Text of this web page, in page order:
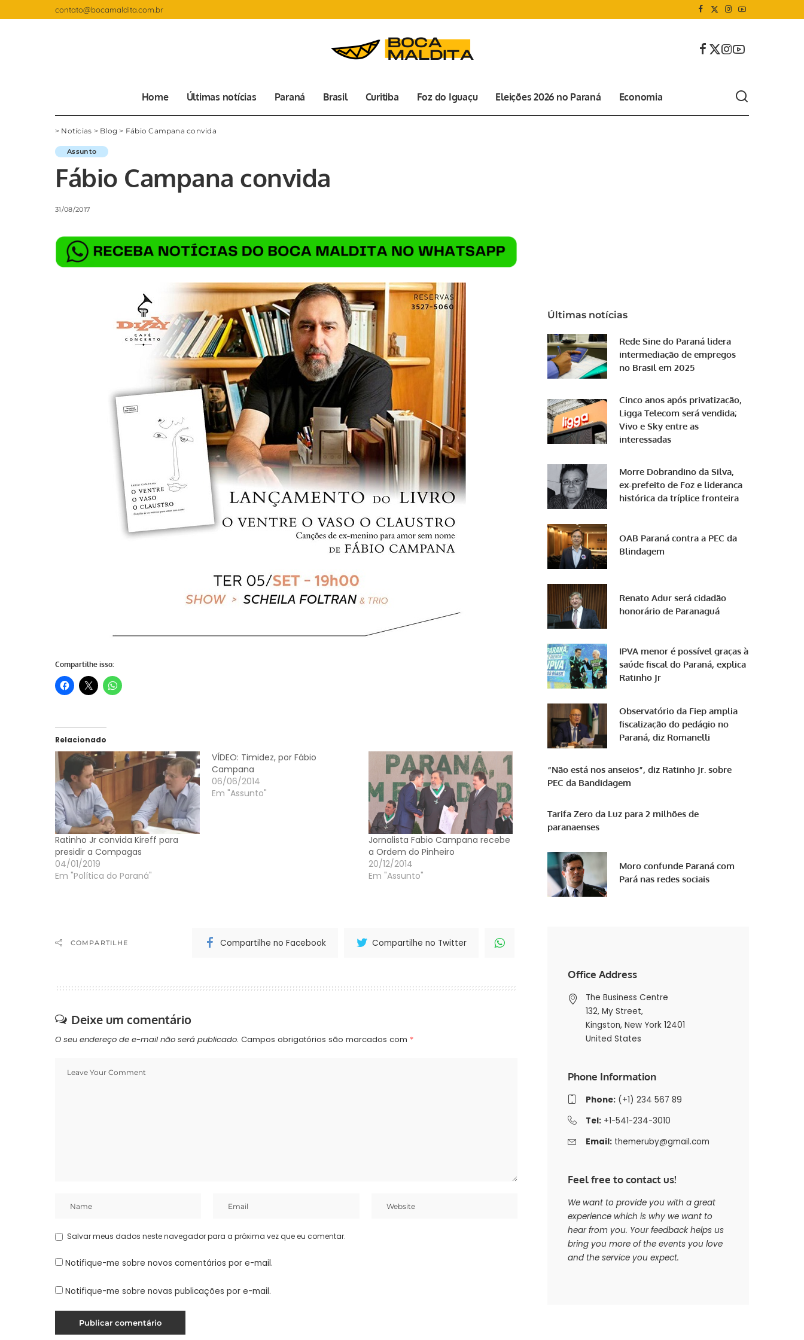
contato@bocamaldita.com.br
Home Últimas notícias Paraná Brasil Curitiba Foz do Iguaçu Eleições 2026 no Paraná Economia
> Notícias > Blog > Fábio Campana convida
Assunto
Fábio Campana convida
31/08/2017
Compartilhe isso:
Relacionado
Ratinho Jr convida Kireff para
presidir a Compagas
04/01/2019
Em "Política do Paraná"
VÍDEO: Timidez, por Fábio
Campana
06/06/2014
Em "Assunto"
Jornalista Fabio Campana recebe
a Ordem do Pinheiro
20/12/2014
Em "Assunto"
COMPARTILHE Compartilhe no Facebook Compartilhe no Twitter
Deixe um comentário
O seu endereço de e-mail não será publicado. Campos obrigatórios são marcados com *
Salvar meus dados neste navegador para a próxima vez que eu comentar.
Notifique-me sobre novos comentários por e-mail.
Notifique-me sobre novas publicações por e-mail.
Últimas notícias
Rede Sine do Paraná lidera
intermediação de empregos
no Brasil em 2025
Cinco anos após privatização,
Ligga Telecom será vendida;
Vivo e Sky entre as
interessadas
Morre Dobrandino da Silva,
ex-prefeito de Foz e liderança
histórica da tríplice fronteira
OAB Paraná contra a PEC da
Blindagem
Renato Adur será cidadão
honorário de Paranaguá
IPVA menor é possível graças à
saúde fiscal do Paraná, explica
Ratinho Jr
Observatório da Fiep amplia
fiscalização do pedágio no
Paraná, diz Romanelli
“Não está nos anseios”, diz Ratinho Jr. sobre
PEC da Bandidagem
Tarifa Zero da Luz para 2 milhões de
paranaenses
Moro confunde Paraná com
Pará nas redes sociais
Office Address
The Business Centre
132, My Street,
Kingston, New York 12401
United States
Phone Information
Phone:(+1) 234 567 89
Tel:+1-541-234-3010
Email: themeruby@gmail.com
Feel free to contact us!
We want to provide you with a great
experience which is why we want to
hear from you. Your feedback helps us
bring you more of the events you love
and the service you expect.